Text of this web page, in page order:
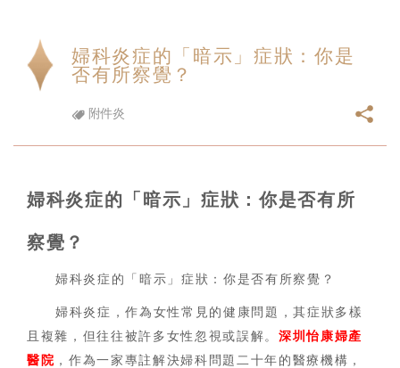
婦科炎症的「暗示」症狀：你是
否有所察覺？
附件炎
婦科炎症的「暗示」症狀：你是否有所
察覺？
婦科炎症的「暗示」症狀：你是否有所察覺？
婦科炎症，作為女性常見的健康問題，其症狀多樣
且複雜，但往往被許多女性忽視或誤解。深圳怡康婦產
醫院 ，作為一家專註解決婦科問題二十年的醫療機構，